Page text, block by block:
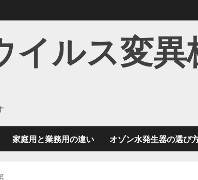
ルス変異
家庭用と業務用の違い オゾン水発生器の選び